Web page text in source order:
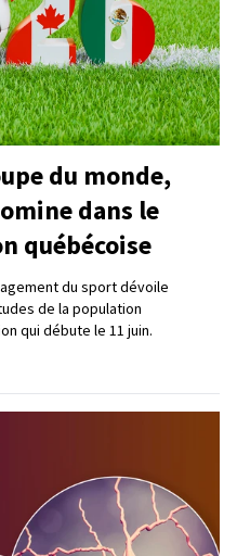
du monde,
dans le
québécoise
du sport dévoile
de la population
qui débute le 11 juin.